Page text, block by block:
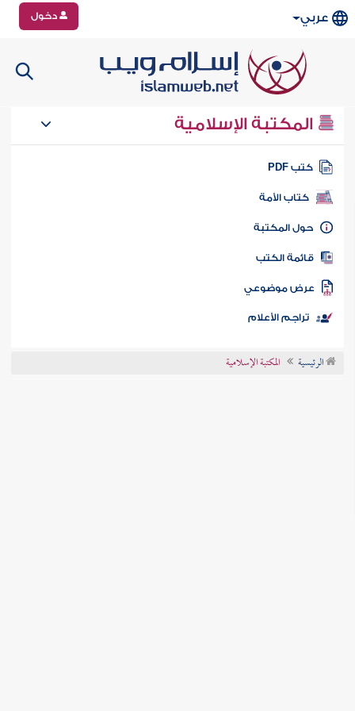
عربي دخول
المكتبة الإسلامية
كتب PDF
كتاب الأمة
المكتبة
الكتب
موضوعي
تراجم الأعلام
الرئيسية المكتبة الإسلامية